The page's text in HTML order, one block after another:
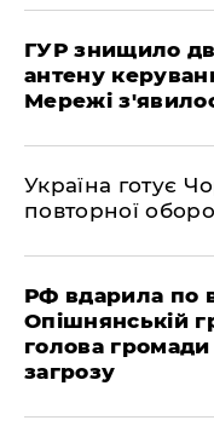
ГУР знищило
антену
Мережі
Україна готує
повторної
РФ вдарила по
Опішнянській
голова
загрозу